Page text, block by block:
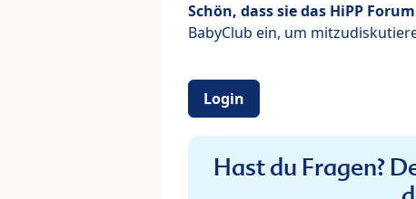
Schön, dass sie das HiPP
BabyClub ein, um
Login
Hast du Fragen?